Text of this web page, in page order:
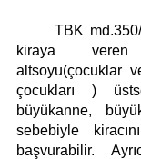
	TBK md.350/1-b.1 hükmüne göre
kiraya
altsoyu(çocuklar
çocukları )
büyükanne,
sebebiyle
başvurabilir.